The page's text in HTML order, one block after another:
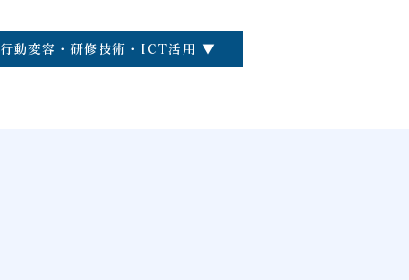
行動変容・研修技術・ICT活用 ▼